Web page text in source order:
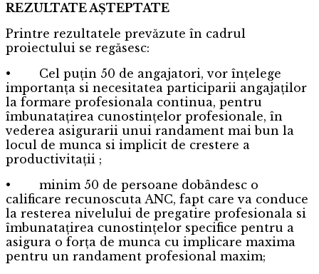
REZULTATE AŞTEPTATE
Printre rezultatele prevăzute în cadrul
proiectului se regăsesc:
• Cel puțin 50 de angajatori, vor înțelege
importanța si necesitatea participarii angajaților
la formare profesionala continua, pentru
îmbunatațirea cunostințelor profesionale, în
vederea asigurarii unui randament mai bun la
locul de munca si implicit de crestere a
productivitații ;
• minim 50 de persoane dobândesc o
calificare recunoscuta ANC, fapt care va conduce
la resterea nivelului de pregatire profesionala si
îmbunatațirea cunostințelor specifice pentru a
asigura o forța de munca cu implicare maxima
pentru un randament profesional maxim;